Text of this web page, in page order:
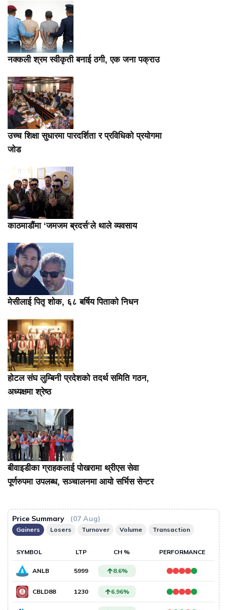
नक्कली श्रम स्वीकृती बनाई ठगी, एक जना पक्राउ
उच्च शिक्षा सुधारमा पारदर्शिता र प्रविधिको प्रयोगमा
जोड
काठमाडौंमा ‘जमजम ब्रदर्स’ले थाले व्यवसाय
मेसीलाई पितृ शोक, ६८ बर्षिय पिताको निधन
होटल संघ लुम्बिनी प्रदेशको तदर्थ समिति गठन,
अध्यक्षमा श्रेष्ठ
बीवाइडीका ग्राहकलाई पोखरामा थ्रीएस सेवा
पूर्णरुपमा उपलब्ध, सञ्चालनमा आयो सर्भिस सेन्टर